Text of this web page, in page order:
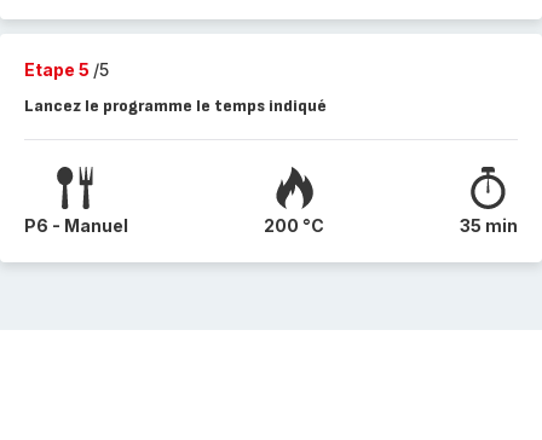
Etape 5 /5
Lancez le programme le temps indiqué
P6 - Manuel 200 °C 35 min